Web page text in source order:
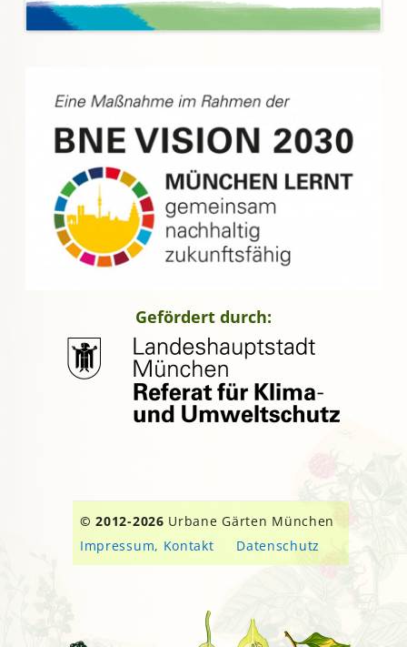
Gefördert durch:
© 2012-2026 Urbane Gärten München
Impressum, Kontakt
Datenschutz